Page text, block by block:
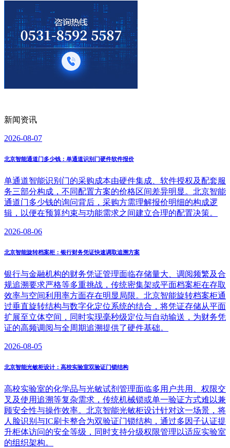
新闻资讯
2026-08-07
北京智能通道门多少钱：单通道识别门硬件软件报价
单通道智能识别门的采购成本由硬件集成、软件授权及配套服
务三部分构成，不同配置方案的价格区间差异明显。北京智能
通道门多少钱的询问背后，采购方需理解报价明细的构成逻
辑，以便在预算约束与功能需求之间建立合理的配置决策。
2026-08-06
北京智能旋转档案柜：银行财务凭证快速调取追溯方案
银行与金融机构的财务凭证管理面临存储量大、调阅频繁及合
规追溯要求严格等多重挑战，传统密集架或平面档案柜在存取
效率与空间利用率方面存在明显局限。北京智能旋转档案柜通
过垂直旋转结构与数字化定位系统的结合，将凭证存储从平面
扩展至立体空间，同时实现毫秒级定位与自动输送，为财务凭
证的高频调阅与全周期追溯提供了硬件基础。
2026-08-05
北京智能光敏柜设计：高校实验室双验证门锁结构
高校实验室的化学品与光敏试剂管理面临多用户共用、权限交
叉及使用追溯等复杂需求，传统机械锁或单一验证方式难以兼
顾安全性与操作效率。北京智能光敏柜设计针对这一场景，将
人脸识别与IC刷卡整合为双验证门锁结构，通过多因子认证提
升柜体访问的安全等级，同时支持分级权限管理以适应实验室
的组织架构。